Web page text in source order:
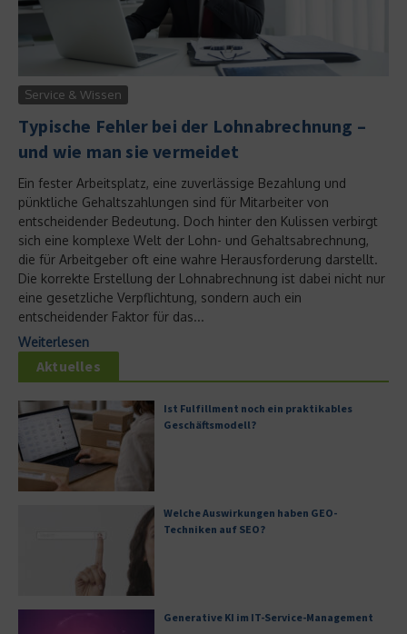
Service & Wissen
Typische Fehler bei der Lohnabrechnung –
und wie man sie vermeidet
Ein fester Arbeitsplatz, eine zuverlässige Bezahlung und
pünktliche Gehaltszahlungen sind für Mitarbeiter von
entscheidender Bedeutung. Doch hinter den Kulissen verbirgt
sich eine komplexe Welt der Lohn- und Gehaltsabrechnung,
die für Arbeitgeber oft eine wahre Herausforderung darstellt.
Die korrekte Erstellung der Lohnabrechnung ist dabei nicht nur
eine gesetzliche Verpflichtung, sondern auch ein
entscheidender Faktor für das...
Weiterlesen
Aktuelles
Ist Fulfillment noch ein praktikables
Geschäftsmodell?
Welche Auswirkungen haben GEO-
Techniken auf SEO?
Generative KI im IT-Service-Management